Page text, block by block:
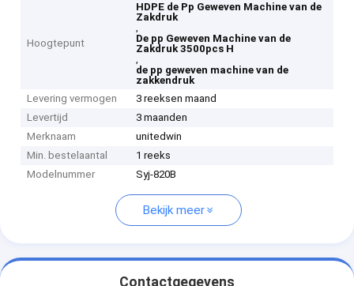
Hoogtepunt
HDPE de Pp Geweven Machine van de
Zakdruk
,
De pp Geweven Machine van de
Zakdruk 3500pcs H
,
de pp geweven machine van de
zakkendruk
Levering vermogen
3 reeksen maand
Levertijd
3 maanden
Merknaam
unitedwin
Min. bestelaantal
1 reeks
Modelnummer
Syj-820B
Bekijk meer
Contactgegevens